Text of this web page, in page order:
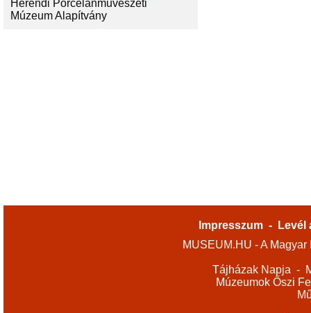
Herendi Porcelánművészeti
Múzeum Alapítvány
Impresszum -
Levél
MUSEUM.HU - A
Tájházak Napja -
Múzeumok Őszi